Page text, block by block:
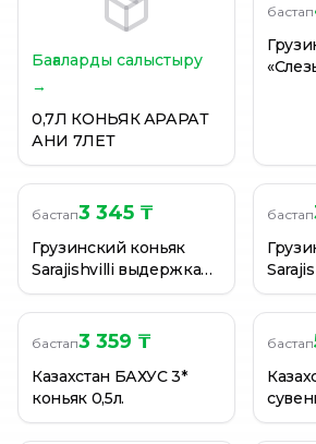
Бағаларды салыстыру
→
0,7Л КОНЬЯК АРАРАТ
АНИ 7ЛЕТ
бастап
бастап3 345 ₸
Грузинский коньяк
Sarajishvilli выдержка
не менее 3 лет 0.5 л.
бастап
не
бастап3 359 ₸
Казахстан БАХУС 3*
коньяк 0,5л.
бастап
л (5
Коньяк Ararat Cherry 30% 0,5 л
КОНЬЯК ARARAT COFFEE 30%
КОНЬЯК ARARAT COFFEE 30%